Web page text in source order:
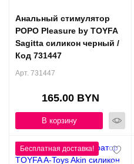
Анальный стимулятор
POPO Pleasure by TOYFA
Sagitta силикон черный /
Код 731447
Арт. 731447
165.00 BYN
В корзину